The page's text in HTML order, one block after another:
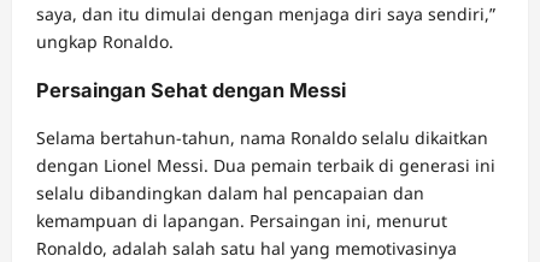
saya, dan itu dimulai dengan menjaga diri saya sendiri,”
ungkap Ronaldo.
Persaingan Sehat dengan Messi
Selama bertahun-tahun, nama Ronaldo selalu dikaitkan
dengan Lionel Messi. Dua pemain terbaik di generasi ini
selalu dibandingkan dalam hal pencapaian dan
kemampuan di lapangan. Persaingan ini, menurut
Ronaldo, adalah salah satu hal yang memotivasinya